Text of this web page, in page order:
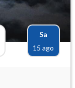
Sa
15 ago